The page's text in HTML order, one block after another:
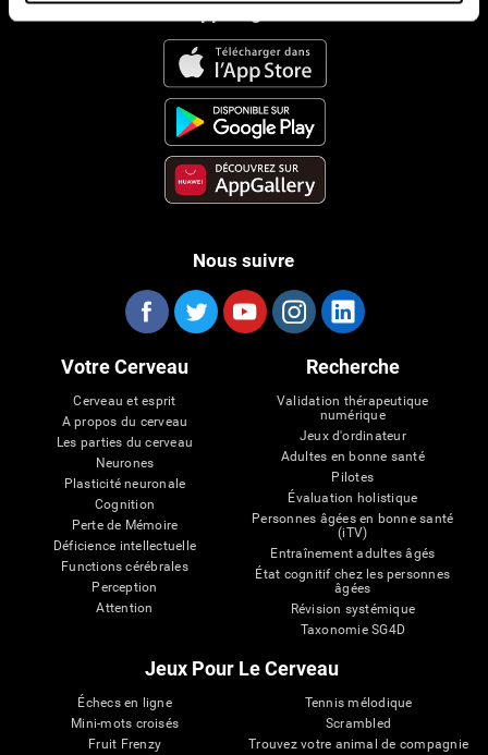
App CogniFit
Nous suivre
Votre Cerveau
Cerveau et esprit
A propos du cerveau
Les parties du cerveau
Neurones
Plasticité neuronale
Cognition
Perte de Mémoire
Déficience intellectuelle
Functions cérébrales
Perception
Attention
Recherche
Validation thérapeutique
numérique
Jeux d'ordinateur
Adultes en bonne santé
Pilotes
Évaluation holistique
Personnes âgées en bonne santé
(iTV)
Entraînement adultes âgés
État cognitif chez les personnes
âgées
Révision systémique
Taxonomie SG4D
Jeux Pour Le Cerveau
Échecs en ligne
Mini-mots croisés
Fruit Frenzy
Tennis mélodique
Scrambled
Trouvez votre animal de compagnie